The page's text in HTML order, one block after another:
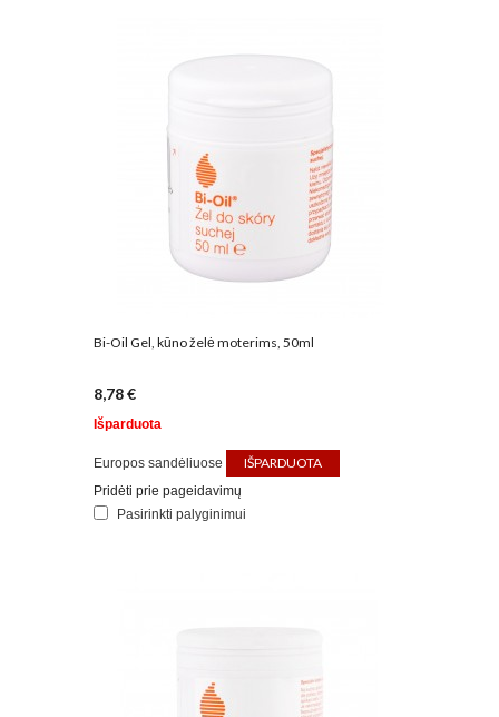
Bi-Oil Gel, kūno želė moterims, 50ml
8,78 €
Išparduota
Europos sandėliuose IŠPARDUOTA
Pridėti prie pageidavimų
Pasirinkti palyginimui